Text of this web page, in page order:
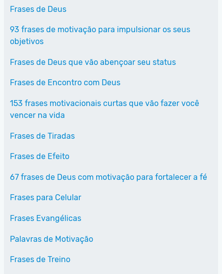
Frases de Deus
93 frases de motivação para impulsionar os seus
objetivos
Frases de Deus que vão abençoar seu status
Frases de Encontro com Deus
153 frases motivacionais curtas que vão fazer você
vencer na vida
Frases de Tiradas
Frases de Efeito
67 frases de Deus com motivação para fortalecer a fé
Frases para Celular
Frases Evangélicas
Palavras de Motivação
Frases de Treino